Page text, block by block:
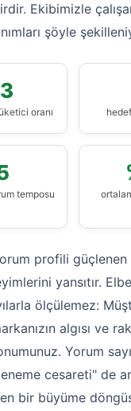
Ekibimizle
şöyle
oranı
temposu
profili
yansıtır.
ölçülemez:
algısı ve
Yorum
cesareti" de
bir büyüme